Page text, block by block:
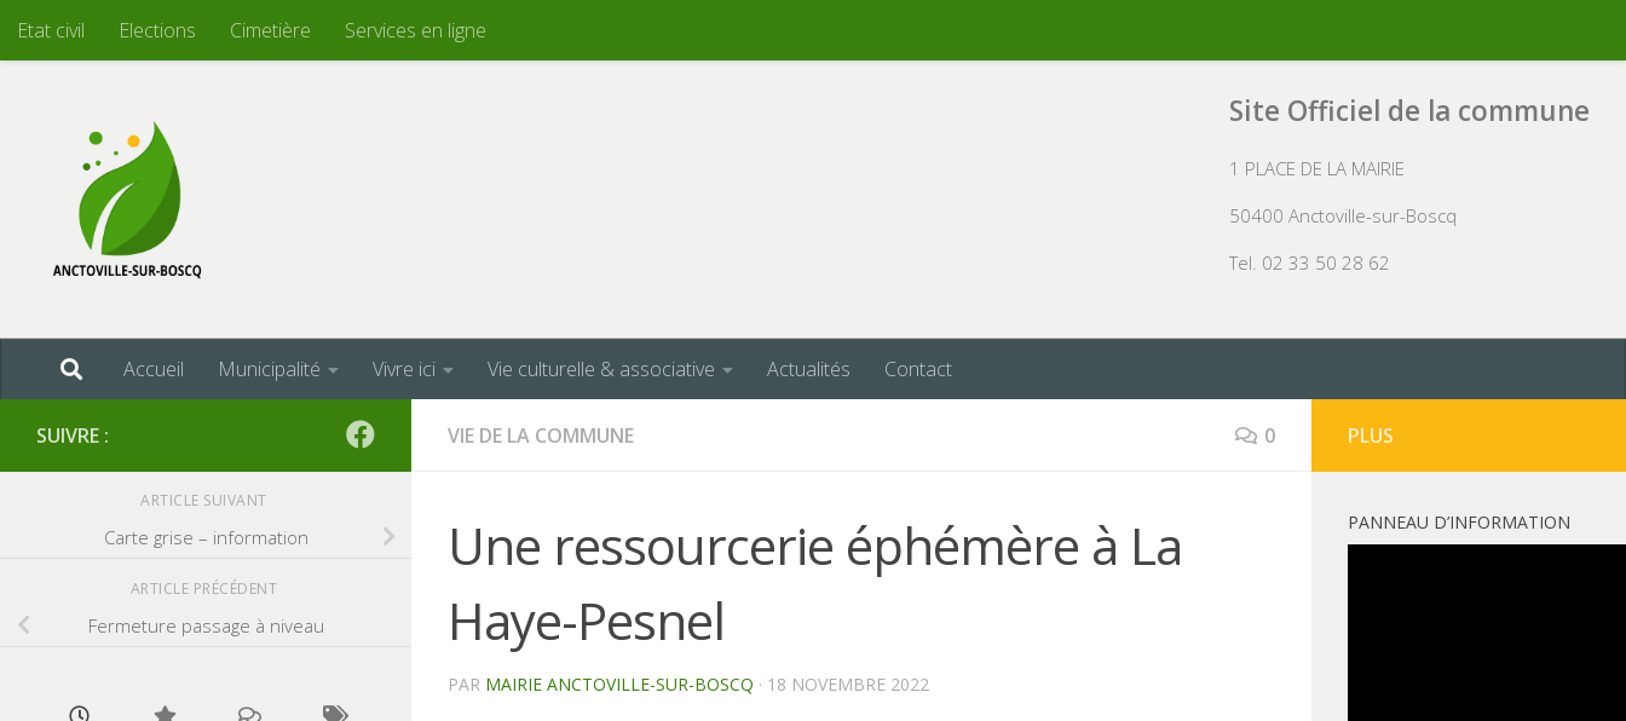
Skip to content
Etat civil Elections Cimetière Services en ligne
Site Officiel de la commune
1 PLACE DE LA MAIRIE
50400 Anctoville-sur-Boscq
Tel. 02 33 50 28 62
Accueil Municipalité Vivre ici Vie culturelle & associative Actualités Contact
VIE DE LA COMMUNE 0
Une ressourcerie éphémère à La
Haye-Pesnel
PAR MAIRIE ANCTOVILLE-SUR-BOSCQ · 18 NOVEMBRE 2022
SUIVRE :
ARTICLE SUIVANT
Carte grise – information
ARTICLE PRÉCÉDENT
Fermeture passage à niveau
PLUS
PANNEAU D’INFORMATION